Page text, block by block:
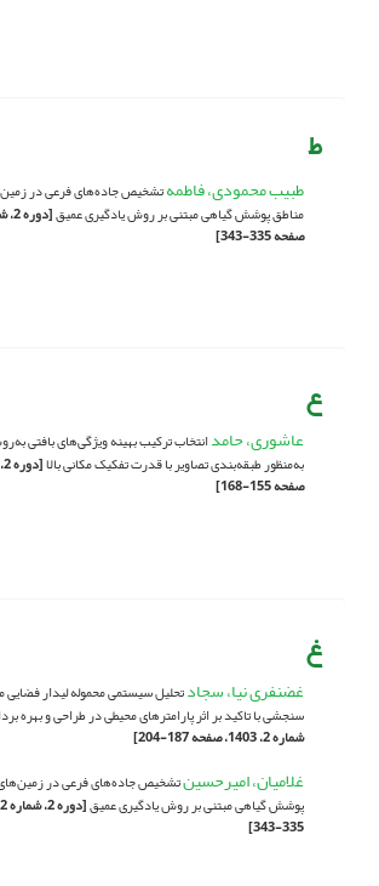
ط
طبیب محمودی، فاطمهتشخیص جاده‌های فرعی در
مناطق پوشش گیاهی مبتنی بر روش یادگیری عمیق
صفحه 335-343]
ع
عاشوری، حامدانتخاب ترکیب بهینه ویژگی‌های بافتی
به‌منظور طبقه‌بندی تصاویر با قدرت تفکیک مکانی بالا
صفحه 155-168]
غ
غضنفری نیا، سجادتحلیل سیستمی محموله لیدار فضایی
سنجشی با تاکید بر اثر پارامترهای محیطی در طراحی و بهره
شماره 2، 1403، صفحه 187-204]
غلامیان، امیرحسینتشخیص جاده‌های فرعی در
پوشش گیاهی مبتنی بر روش یادگیری عمیق
335-343]